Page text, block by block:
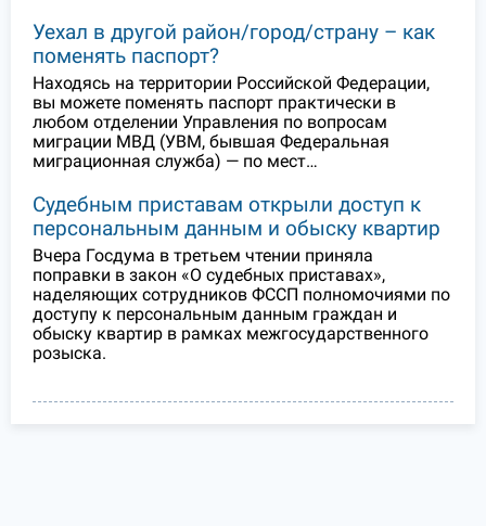
Уехал в другой район/город/страну – как
поменять паспорт?
Находясь на территории Российской Федерации,
вы можете поменять паспорт практически в
любом отделении Управления по вопросам
миграции МВД (УВМ, бывшая Федеральная
миграционная служба) — по мест…
Судебным приставам открыли доступ к
персональным данным и обыску квартир
Вчера Госдума в третьем чтении приняла
поправки в закон «О судебных приставах»,
наделяющих сотрудников ФССП полномочиями по
доступу к персональным данным граждан и
обыску квартир в рамках межгосударственного
розыска.